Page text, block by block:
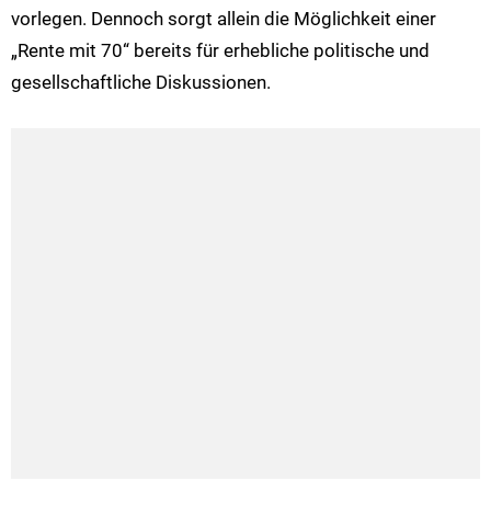
vorlegen. Dennoch sorgt allein die Möglichkeit einer
„Rente mit 70“ bereits für erhebliche politische und
gesellschaftliche Diskussionen.